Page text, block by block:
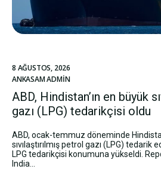
8 AĞUSTOS, 2026
ANKASAM ADMIN
ABD, Hindistan’ın en büyük
gazı (LPG) tedarikçisi oldu
ABD, ocak-temmuz döneminde
sıvılaştırılmış petrol gazı (LPG)
LPG tedarikçisi konumuna yükseldi. Report'un The Times of
India...